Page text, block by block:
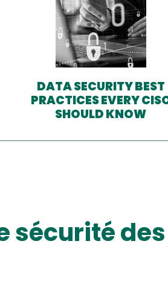
DATA SECURITY BEST
PRACTICES EVERY
SHOULD KNOW
sécurité des